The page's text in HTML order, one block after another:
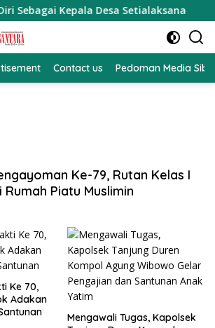
Sebagai Kepala Desa Setialaksana
Contact us Pedoman Media
Ke-79, Rutan Kelas I
Piatu Muslimin
Ke 70,
Adakan
Mengawali Tugas, Kapolsek